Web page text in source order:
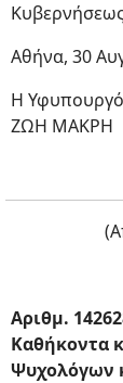
Αθήνα, 30
Η
ΖΩΗ ΜΑΚΡΗ
Αριθμ.
Καθήκοντα
Ψυχολόγων